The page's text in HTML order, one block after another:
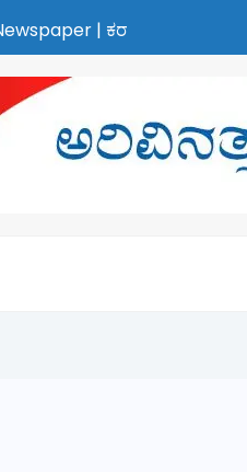
ಸುದ್ದಿ - ಅರವಿನತ್ತ ನಮ್ಮ ಚಿತ್ತ